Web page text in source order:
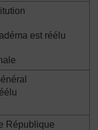
est réélu
République